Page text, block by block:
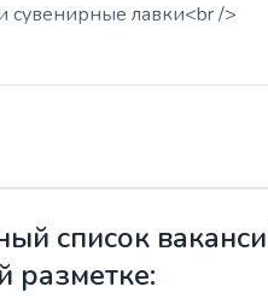
сувенирные лавки<br />
список
разметке: